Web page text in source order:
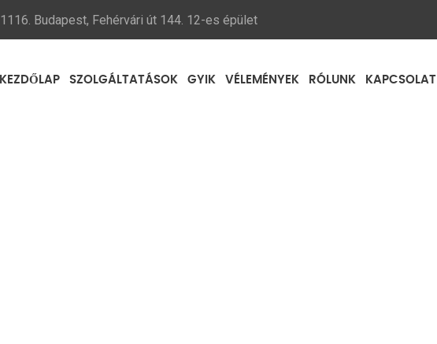
1116. Budapest, Fehérvári út 144. 12-es épület
KEZDŐLAP SZOLGÁLTATÁSOK GYIK VÉLEMÉNYEK RÓLUNK KAPCSOLAT